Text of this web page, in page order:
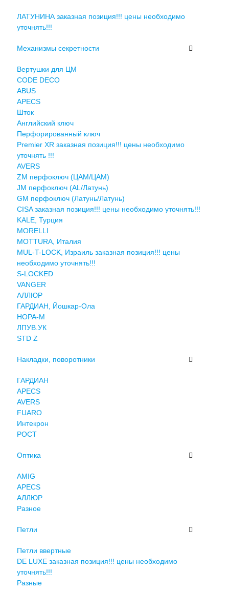
ЛАТУНИНА заказная позиция!!! цены необходимо
уточнять!!!
Механизмы секретности
Вертушки для ЦМ
CODE DECO
ABUS
APECS
Шток
Английский ключ
Перфорированный ключ
Premier XR заказная позиция!!! цены необходимо
уточнять !!!
AVERS
ZM перфоключ (ЦАМ/ЦАМ)
JМ перфоключ (АL/Латунь)
GM перфоключ (Латунь/Латунь)
CISA заказная позиция!!! цены необходимо уточнять!!!
KALE, Турция
MORELLI
MOTTURA, Италия
MUL-T-LOCK, Израиль заказная позиция!!! цены
необходимо уточнять!!!
S-LOCKED
VANGER
АЛЛЮР
ГАРДИАН, Йошкар-Ола
НОРА-М
ЛПУВ.УК
STD Z
Накладки, поворотники
ГАРДИАН
APECS
AVERS
FUARO
Интекрон
РОСТ
Оптика
AMIG
APECS
АЛЛЮР
Разное
Петли
Петли ввертные
DE LUXE заказная позиция!!! цены необходимо
уточнять!!!
Разные